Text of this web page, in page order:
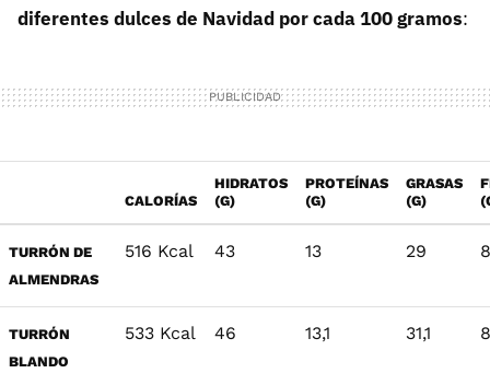
diferentes dulces de Navidad por cada 100 gramos:
CALORÍAS
HIDRATOS
(G)
PROTEÍNAS
(G)
GRASAS
(G)
TURRÓN DE
ALMENDRAS
516 Kcal 43 13 29
TURRÓN
BLANDO
533 Kcal 46 13,1 31,1